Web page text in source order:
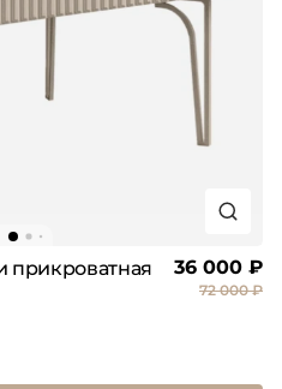
прикроватная 36 000 ₽
72 000 ₽